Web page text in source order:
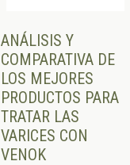
ANÁLISIS Y
COMPARATIVA DE
LOS MEJORES
PRODUCTOS PARA
TRATAR LAS
VARICES CON
VENOK